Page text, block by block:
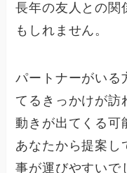
長年の友人との関
もしれません。
パートナーがいる
てるきっかけが訪
動きが出てくる可
あなたから提案し
事が運びやすいで